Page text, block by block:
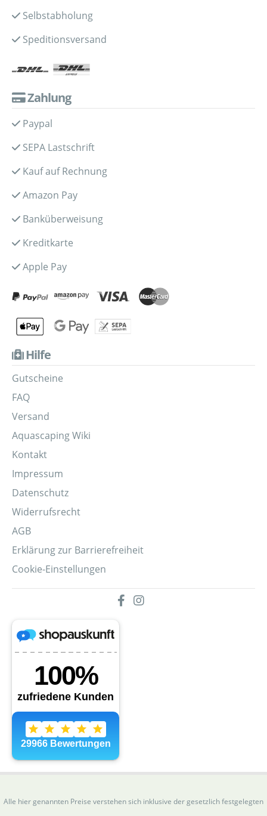
Selbstabholung
Speditionsversand
Zahlung
Paypal
SEPA Lastschrift
Kauf auf Rechnung
Amazon Pay
Banküberweisung
Kreditkarte
Apple Pay
Hilfe
Gutscheine
FAQ
Versand
Aquascaping Wiki
Kontakt
Impressum
Datenschutz
Widerrufsrecht
AGB
Erklärung zur Barrierefreiheit
Cookie-Einstellungen
Alle hier genannten Preise verstehen sich inklusive der gesetzlich festgelegten